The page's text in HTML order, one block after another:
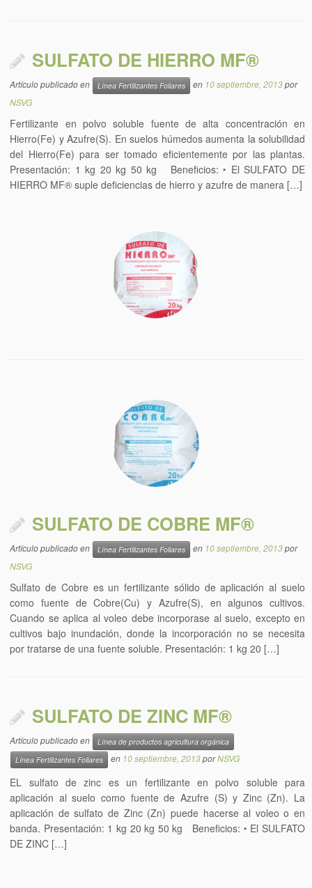
SULFATO DE HIERRO MF®
Artículo publicado en Línea Fertilizantes Foliares en 10 septiembre, 2013por
NSVG
Fertilizante en polvo soluble fuente de alta concentración en
Hierro(Fe) y Azufre(S). En suelos húmedos aumenta la solubilidad
del Hierro(Fe) para ser tomado eficientemente por las plantas.
Presentación: 1 kg 20 kg 50 kg Beneficios: ‣ El SULFATO DE
HIERRO MF® suple deficiencias de hierro y azufre de manera […]
SULFATO DE COBRE MF®
Artículo publicado en Línea Fertilizantes Foliares en 10 septiembre, 2013por
NSVG
Sulfato de Cobre es un fertilizante sólido de aplicación al suelo
como fuente de Cobre(Cu) y Azufre(S), en algunos cultivos.
Cuando se aplica al voleo debe incorporase al suelo, excepto en
cultivos bajo inundación, donde la incorporación no se necesita
por tratarse de una fuente soluble. Presentación: 1 kg 20 […]
SULFATO DE ZINC MF®
Artículo publicado en
Línea de productos agricultura orgánica
Línea Fertilizantes Foliares
en 10 septiembre, 2013porNSVG
EL sulfato de zinc es un fertilizante en polvo soluble para
aplicación al suelo como fuente de Azufre (S) y Zinc (Zn). La
aplicación de sulfato de Zinc (Zn) puede hacerse al voleo o en
banda. Presentación: 1 kg 20 kg 50 kg Beneficios: ‣ El SULFATO
DE ZINC […]